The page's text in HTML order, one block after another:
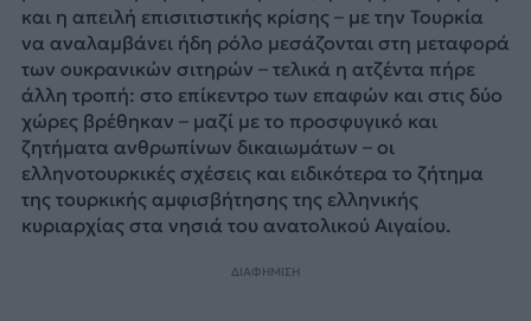
και η απειλή επισιτιστικής κρίσης – με την Τουρκία
να αναλαμβάνει ήδη ρόλο μεσάζονται στη μεταφορά
των ουκρανικών σιτηρών – τελικά η ατζέντα πήρε
άλλη τροπή: στο επίκεντρο των επαφών και στις δύο
χώρες βρέθηκαν – μαζί με το προσφυγικό και
ζητήματα ανθρωπίνων δικαιωμάτων – οι
ελληνοτουρκικές σχέσεις και ειδικότερα το ζήτημα
της τουρκικής αμφισβήτησης της ελληνικής
κυριαρχίας στα νησιά του ανατολικού Αιγαίου.
ΔΙΑΦΗΜΙΣΗ